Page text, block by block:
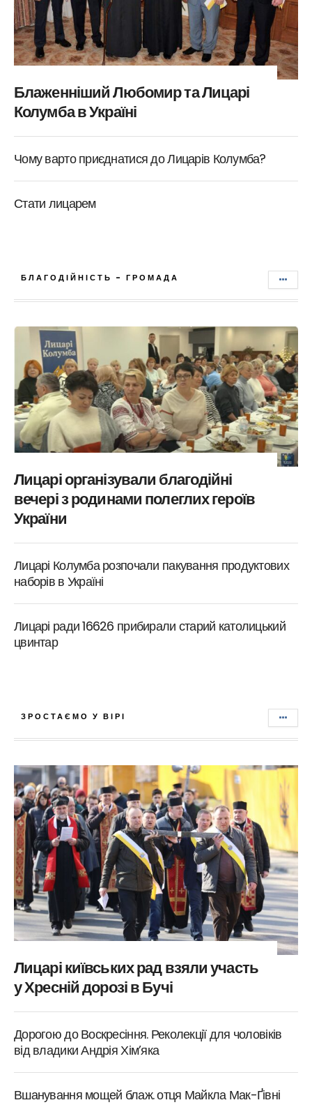
Блаженніший Любомир та Лицарі
Колумба в Україні
Чому варто приєднатися до Лицарів Колумба?
Стати лицарем
БЛАГОДІЙНІСТЬ - ГРОМАДА
Лицарі організували благодійні
вечері з родинами полеглих героїв
України
Лицарі Колумба розпочали пакування продуктових
наборів в Україні
Лицарі ради 16626 прибирали старий католицький
цвинтар
ЗРОСТАЄМО У ВІРІ
Лицарі київських рад взяли участь
у Хресній дорозі в Бучі
Дорогою до Воскресіння. Реколекції для чоловіків
від владики Андрія Хім’яка
Вшанування мощей блаж. отця Майкла Мак-Ґівні